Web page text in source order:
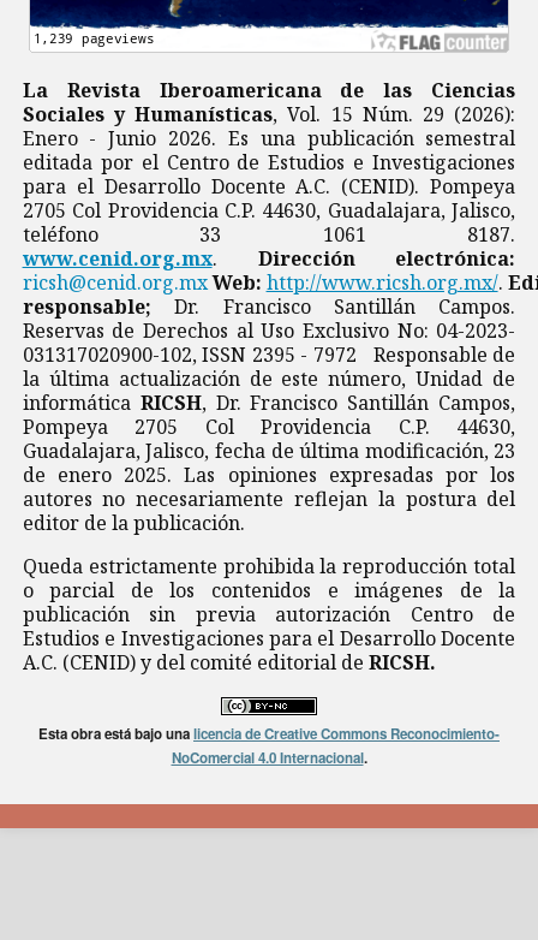
La Revista Iberoamericana de las Ciencias
Sociales y Humanísticas, Vol. 15 Núm. 29 (2026):
Enero - Junio 2026. Es una publicación semestral
editada por el Centro de Estudios e Investigaciones
para el Desarrollo Docente A.C. (CENID). Pompeya
2705 Col Providencia C.P. 44630, Guadalajara, Jalisco,
teléfono 33 1061 8187.
www.cenid.org.mx. Dirección electrónica:
ricsh@cenid.org.mxWeb: http://www.ricsh.org.mx/.
responsable; Dr. Francisco Santillán Campos.
Reservas de Derechos al Uso Exclusivo No: 04-2023-
031317020900-102, ISSN 2395 - 7972 Responsable de
la última actualización de este número, Unidad de
informática RICSH, Dr. Francisco Santillán Campos,
Pompeya 2705 Col Providencia C.P. 44630,
Guadalajara, Jalisco, fecha de última modificación, 23
de enero 2025. Las opiniones expresadas por los
autores no necesariamente reflejan la postura del
editor de la publicación.
Queda estrictamente prohibida la reproducción total
o parcial de los contenidos e imágenes de la
publicación sin previa autorización Centro de
Estudios e Investigaciones para el Desarrollo Docente
A.C. (CENID) y del comité editorial de RICSH.
Esta obra está bajo unalicencia de Creative Commons Reconocimiento-
NoComercial 4.0 Internacional.